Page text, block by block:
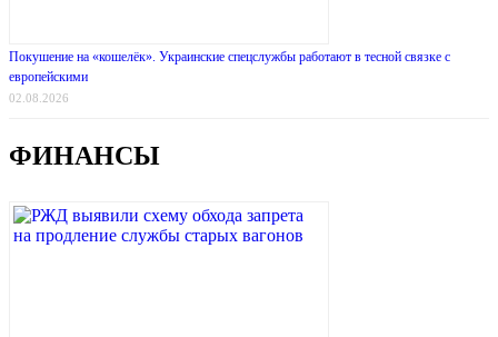
Покушение на «кошелёк». Украинские спецслужбы работают в тесной связке с
европейскими
02.08.2026
ФИНАНСЫ